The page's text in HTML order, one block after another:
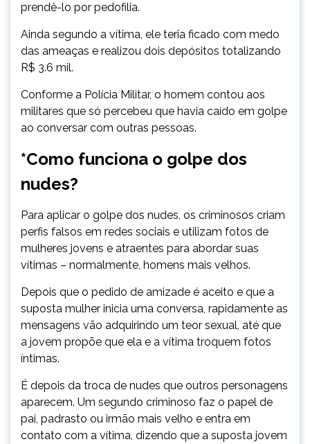
prendê-lo por pedofilia.
Ainda segundo a vítima, ele teria ficado com medo
das ameaças e realizou dois depósitos totalizando
R$ 3.6 mil.
Conforme a Polícia Militar, o homem contou aos
militares que só percebeu que havia caído em golpe
ao conversar com outras pessoas.
*Como funciona o golpe dos
nudes?
Para aplicar o golpe dos nudes, os criminosos criam
perfis falsos em redes sociais e utilizam fotos de
mulheres jovens e atraentes para abordar suas
vítimas – normalmente, homens mais velhos.
Depois que o pedido de amizade é aceito e que a
suposta mulher inicia uma conversa, rapidamente as
mensagens vão adquirindo um teor sexual, até que
a jovem propõe que ela e a vítima troquem fotos
íntimas.
É depois da troca de nudes que outros personagens
aparecem. Um segundo criminoso faz o papel de
pai, padrasto ou irmão mais velho e entra em
contato com a vítima, dizendo que a suposta jovem